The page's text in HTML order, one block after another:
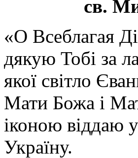
св.
«О Всеблагая
дякую Тобі за
якої світло
Мати Божа і
іконою віддаю
Україну.